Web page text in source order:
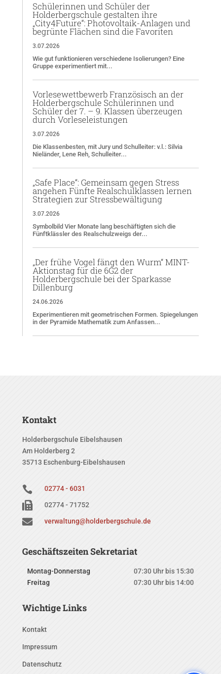
Schülerinnen und Schüler der
Holderbergschule gestalten ihre
„City4Future“: Photovoltaik-Anlagen und
begrünte Flächen sind die Favoriten
3.07.2026
Wie gut funktionieren verschiedene Isolierungen? Eine
Gruppe experimentiert mit...
Vorlesewettbewerb Französisch an der
Holderbergschule Schülerinnen und
Schüler der 7. – 9. Klassen überzeugen
durch Vorleseleistungen
3.07.2026
Die Klassenbesten, mit Jury und Schulleiter: v.l.: Silvia
Nieländer, Lene Reh, Schulleiter...
„Safe Place“: Gemeinsam gegen Stress
angehen Fünfte Realschulklassen lernen
Strategien zur Stressbewältigung
3.07.2026
Symbolbild Vier Monate lang beschäftigten sich die
Fünftklässler des Realschulzweigs der...
„Der frühe Vogel fängt den Wurm“ MINT-
Aktionstag für die 6G2 der
Holderbergschule bei der Sparkasse
Dillenburg
24.06.2026
Experimentieren mit geometrischen Formen. Spiegelungen
in der Pyramide Mathematik zum Anfassen...
Kontakt
Holderbergschule Eibelshausen
Am Holderberg 2
35713 Eschenburg-Eibelshausen
 02774 - 6031
 02774 - 71752
 verwaltung@holderbergschule.de
Geschäftszeiten Sekretariat
Montag-Donnerstag
07:30 Uhr bis 15:30
Freitag
07:30 Uhr bis 14:00
Wichtige Links
Kontakt
Impressum
Datenschutz